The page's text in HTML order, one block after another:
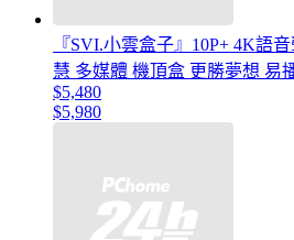
『SVI.小雲盒子』10P+ 4K語
慧 多媒體 機頂盒 更勝夢想 易
$5,480
$5,980